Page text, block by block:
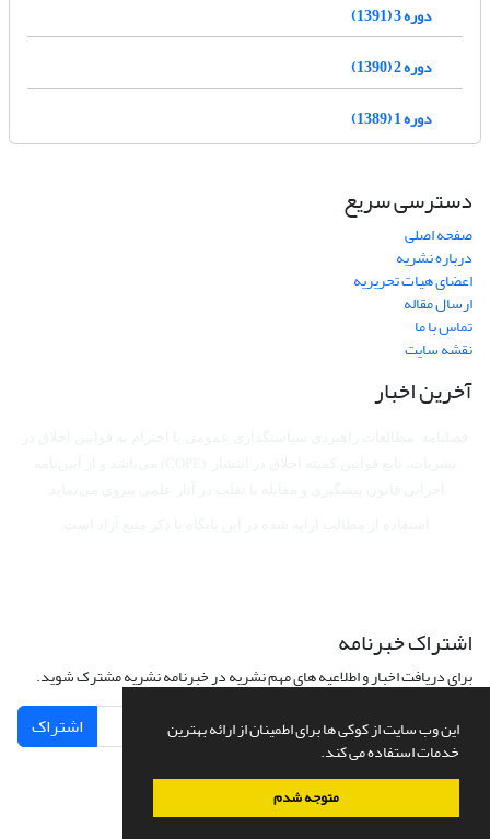
این وب سایت از کوکی ها برای اطمینان از ارائه بهترین
خدمات استفاده می کند.
متوجه شدم
دوره 3 (1391)
دوره 2 (1390)
دوره 1 (1389)
دسترسی سریع
صفحه اصلی
درباره نشریه
اعضای هیات تحریریه
ارسال مقاله
تماس با ما
نقشه سایت
آخرین اخبار
اشتراک خبرنامه
برای دریافت اخبار و اطلاعیه های مهم نشریه در خبرنامه نشریه مشترک شوید.
اشتراک
سامانه مدیریت نشریات علمی.طراحی و پیاده سازی ازسیناوب